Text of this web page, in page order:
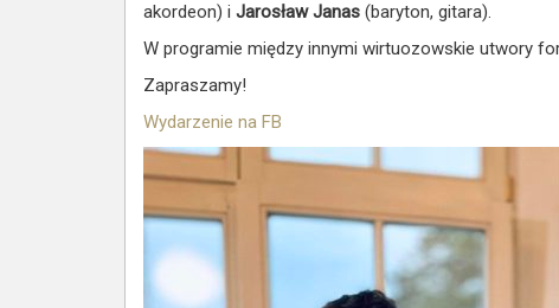
akordeon) i Jarosław Janas (baryton, gitara).
W programie między innymi wirtuozowskie utwory
Zapraszamy!
Wydarzenie na FB